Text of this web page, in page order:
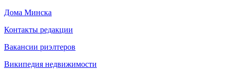
Дома Минска
Контакты редакции
Вакансии риэлтеров
Википедия недвижимости